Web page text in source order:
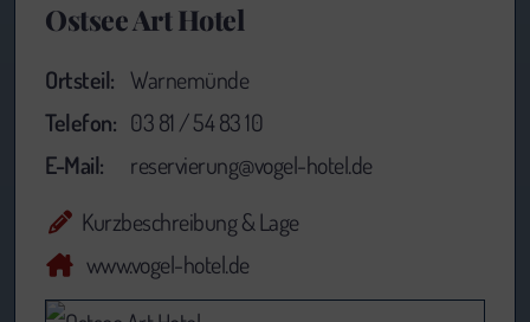
Ostsee Art Hotel
Ortsteil: Warnemünde
Telefon: 03 81 / 54 83 10
E-Mail:
reservierung@vogel-hotel.de
Kurzbeschreibung & Lage
www.vogel-hotel.de